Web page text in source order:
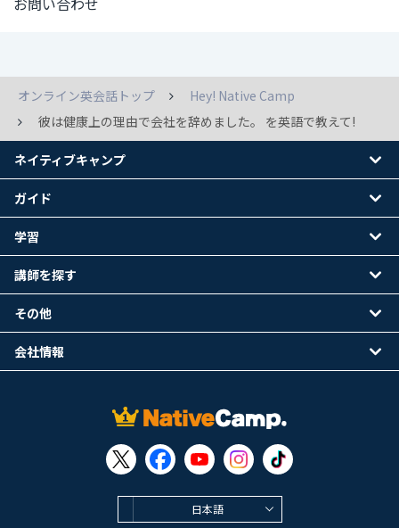
オンライン英会話トップ
Hey! Native Camp
彼は健康上の理由で会社を辞めました。 を英語で教えて!
日本語
ネイティブキャンプ
ガイド
学習
講師を探す
その他
会社情報